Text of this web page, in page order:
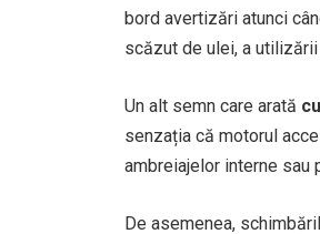
bord avertizări atunci
scăzut de ulei, a
Un alt semn care arată
senzația că motorul
ambreiajelor interne sau
De asemenea,